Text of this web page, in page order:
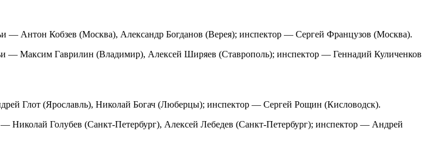
Антон Кобзев (Москва), Александр Богданов (Верея); инспектор — Сергей Французов (Москва).
— Максим Гаврилин (Владимир), Алексей Ширяев (Ставрополь); инспектор — Геннадий Куличенков
Глот (Ярославль), Николай Богач (Люберцы); инспектор — Сергей Рощин (Кисловодск).
Голубев (Санкт-Петербург), Алексей Лебедев (Санкт-Петербург); инспектор — Андрей